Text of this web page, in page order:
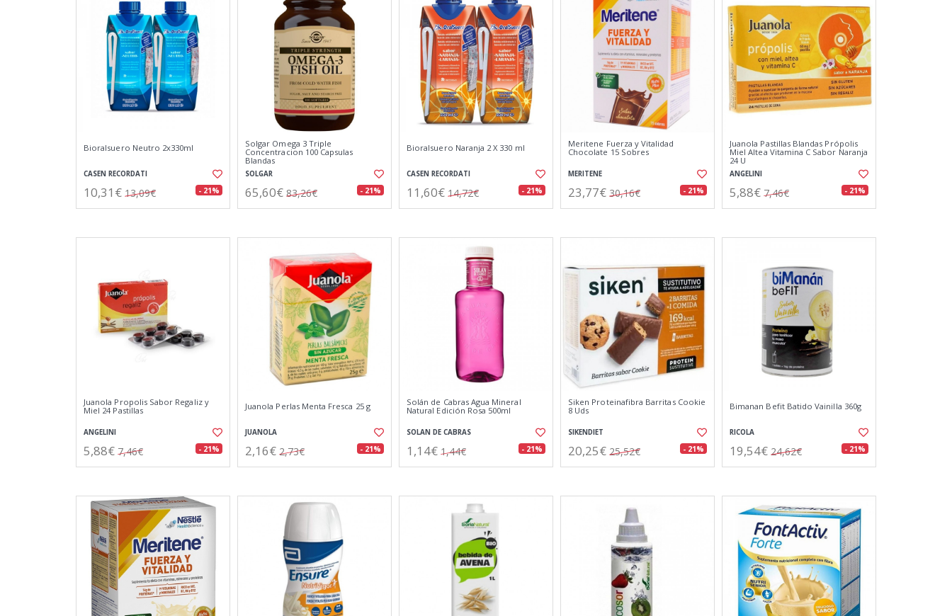
Bioralsuero Neutro 2x330ml
CASEN RECORDATI
10,31€ 13,09€ - 21%
Solgar Omega 3 Triple
Concentracion 100 Capsulas
Blandas
SOLGAR
65,60€ 83,26€ - 21%
Bioralsuero Naranja 2 X 330 ml
CASEN RECORDATI
11,60€ 14,72€ - 21%
Meritene Fuerza y Vitalidad
Chocolate 15 Sobres
MERITENE
23,77€ 30,16€ - 21%
Juanola Pastillas Blandas Própolis
Miel Altea Vitamina C Sabor Naranja
24 U
ANGELINI
5,88€ 7,46€ - 21%
Juanola Propolis Sabor Regaliz y
Miel 24 Pastillas
ANGELINI
5,88€ 7,46€ - 21%
Juanola Perlas Menta Fresca 25 g
JUANOLA
2,16€ 2,73€ - 21%
Solán de Cabras Agua Mineral
Natural Edición Rosa 500ml
SOLAN DE CABRAS
1,14€ 1,44€ - 21%
Siken Proteinafibra Barritas Cookie
8 Uds
SIKENDIET
20,25€ 25,52€ - 21%
Bimanan Befit Batido Vainilla 360g
RICOLA
19,54€ 24,62€ - 21%